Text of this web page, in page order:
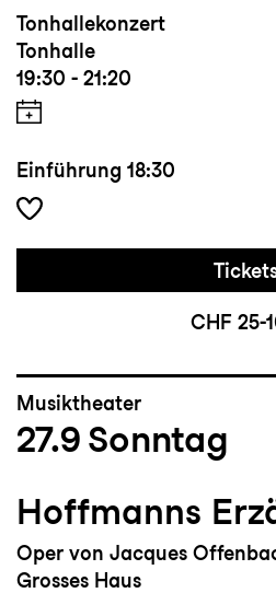
Tonhallekonzert
Tonhalle
19:30 - 21:20
Einführung 18:30
CHF 25-
Musiktheater
27.9 Sonntag
Hoffmanns
Oper von Jacques
Grosses Haus